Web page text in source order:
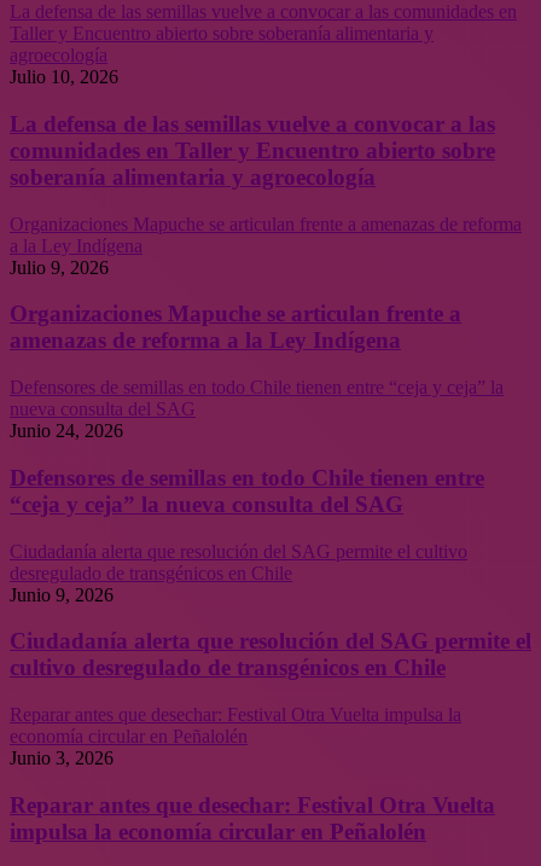
La defensa de las semillas vuelve a convocar a las comunidades en
Taller y Encuentro abierto sobre soberanía alimentaria y
agroecología
Julio 10, 2026
La defensa de las semillas vuelve a convocar a las
comunidades en Taller y Encuentro abierto sobre
soberanía alimentaria y agroecología
Organizaciones Mapuche se articulan frente a amenazas de reforma
a la Ley Indígena
Julio 9, 2026
Organizaciones Mapuche se articulan frente a
amenazas de reforma a la Ley Indígena
Defensores de semillas en todo Chile tienen entre “ceja y ceja” la
nueva consulta del SAG
Junio 24, 2026
Defensores de semillas en todo Chile tienen entre
“ceja y ceja” la nueva consulta del SAG
Ciudadanía alerta que resolución del SAG permite el cultivo
desregulado de transgénicos en Chile
Junio 9, 2026
Ciudadanía alerta que resolución del SAG permite el
cultivo desregulado de transgénicos en Chile
Reparar antes que desechar: Festival Otra Vuelta impulsa la
economía circular en Peñalolén
Junio 3, 2026
Reparar antes que desechar: Festival Otra Vuelta
impulsa la economía circular en Peñalolén